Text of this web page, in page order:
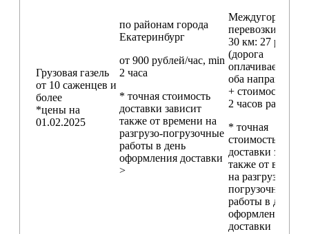
Грузовая газель
от 10 саженцев и
более
*цены на
01.02.2025
по районам города
Екатеринбург
от 900 рублей/час, min
2 часа
* точная стоимость
доставки зависит
также от времени на
разгрузо-погрузочные
работы в день
оформления доставки
>
Междугородние
перевозки
30 км: 27 руб./км
(дорога
оплачивается в
оба направления
+ стоимость min
2 часов работы)
* точная
стоимость
доставки
также от
на разгрузо-
погрузочные
работы в день
оформления
доставки